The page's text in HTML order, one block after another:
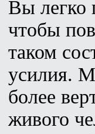
Вы легко
чтобы
таком
усилия.
более
живого